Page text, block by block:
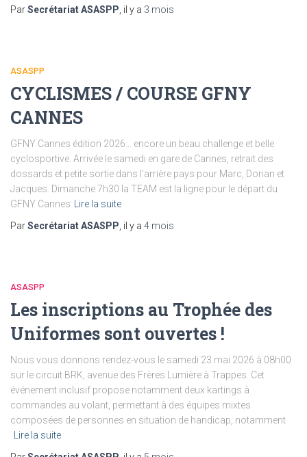
ParSecrétariat ASASPP , il y a 3 mois
ASASPP
CYCLISMES / COURSE GFNY
CANNES
GFNY Cannes édition 2026… encore un beau challenge et belle
cyclosportive. Arrivée le samedi en gare de Cannes, retrait des
dossards et petite sortie dans l’arrière pays pour Marc, Dorian et
Jacques. Dimanche 7h30 la TEAM est la ligne pour le départ du
GFNY Cannes
Lire la suite
ParSecrétariat ASASPP , il y a 4 mois
ASASPP
Les inscriptions au Trophée des
Uniformes sont ouvertes !
Nous vous donnons rendez-vous le samedi 23 mai 2026 à 08h00
sur le circuit BRK, avenue des Frères Lumière à Trappes. Cet
événement inclusif propose notamment deux kartings à
commandes au volant, permettant à des équipes mixtes
composées de personnes en situation de handicap, notamment
Lire la suite